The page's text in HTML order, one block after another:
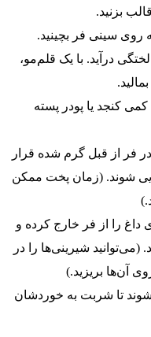
بزنید.
روی سینی فر بچینید.
درآید. با یک قلم‌مو،
کنجد یا پودر پسته
۲۰ تا ۲۵ دقیقه در فر از قبل گرم شده قرار
شوند. (زمان پخت ممکن
داغ را از فر خارج کرده و
شیرینی‌ها را در
آن‌ها بریزید.)
شوند تا شربت به خوردشان